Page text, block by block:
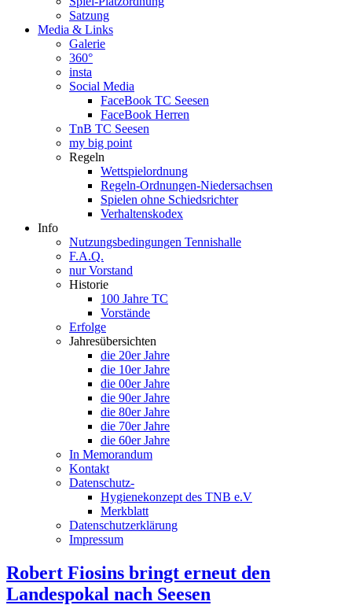
Satzung
Media & Links
Galerie
360°
insta
Social Media
FaceBook TC Seesen
FaceBook Herren
TnB TC Seesen
my big point
Regeln
Wettspielordnung
Regeln-Ordnungen-Niedersachsen
Spielen ohne Schiedsrichter
Verhaltenskodex
Info
Nutzungsbedingungen Tennishalle
F.A.Q.
nur Vorstand
Historie
100 Jahre TC
Vorstände
Erfolge
Jahresübersichten
die 20er Jahre
die 10er Jahre
die 00er Jahre
die 90er Jahre
die 80er Jahre
die 70er Jahre
die 60er Jahre
In Memorandum
Kontakt
Datenschutz-
Hygienekonzept des TNB e.V
Merkblatt
Datenschutzerklärung
Impressum
Robert Fiosins bringt erneut den
Landespokal nach Seesen